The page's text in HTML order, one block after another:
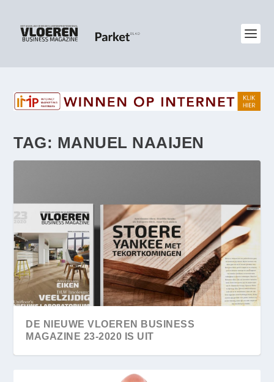
TAG: MANUEL NAAIJEN
DE NIEUWE VLOEREN BUSINESS
MAGAZINE 23-2020 IS UIT